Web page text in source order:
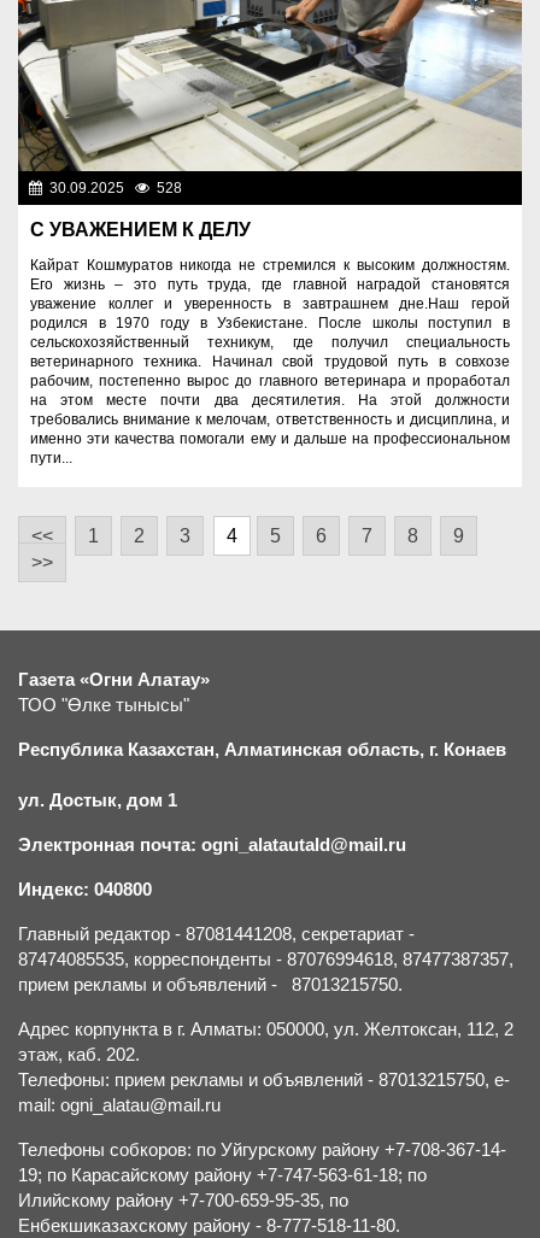
30.09.2025 528
С УВАЖЕНИЕМ К ДЕЛУ
Кайрат Кошмуратов никогда не стремился к высоким должностям.
Его жизнь – это путь труда, где главной наградой становятся
уважение коллег и уверенность в завтрашнем дне.Наш герой
родился в 1970 году в Узбекистане. После школы поступил в
сельскохозяйственный техникум, где получил специальность
ветеринарного техника. Начинал свой трудовой путь в совхозе
рабочим, постепенно вырос до главного ветеринара и проработал
на этом месте почти два десятилетия. На этой должности
требовались внимание к мелочам, ответственность и дисциплина, и
именно эти качества помогали ему и дальше на профессиональном
пути...
<< 1 2 3 4 5 6 7 8
9
>>
Газета «Огни Алатау»
ТОО "Өлке тынысы"
Республика Казахстан, Алматинская область, г. Конаев
ул. Достык, дом 1
Электронная почта: ogni_alatautald@mail.ru
Индекс: 040800
Главный редактор - 87081441208, секретариат -
87474085535, корреспонденты - 87076994618, 87477387357,
прием рекламы и объявлений - 87013215750.
Адрес корпункта в г. Алматы: 050000, ул. Желтоксан, 112, 2
этаж, каб. 202.
Телефоны: прием рекламы и объявлений - 87013215750, e-
mail: ogni_alatau@mail.ru
Телефоны собкоров: по Уйгурскому району +7-708-367-14-
19; по Карасайскому району +7-747-563-61-18; по
Илийскому району +7-700-659-95-35, по
Енбекшиказахскому району - 8-777-518-11-80.